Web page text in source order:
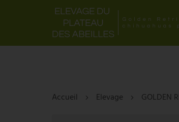
Accueil Elevage GOLDEN